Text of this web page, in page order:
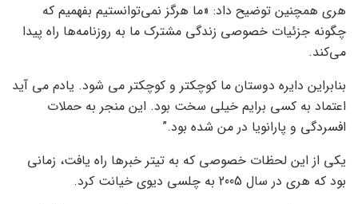
هری همچنین توضیح داد: «ما هرگز نمی‌توانستیم بفهمیم که
چگونه جزئیات خصوصی زندگی مشترک ما به روزنامه‌ها راه پیدا
می‌کند.
بنابراین دایره دوستان ما کوچکتر و کوچکتر می شود. یادم می آید
اعتماد به کسی برایم خیلی سخت بود. این منجر به حملات
افسردگی و پارانویا در من شده بود.”
یکی از این لحظات خصوصی که به تیتر خبرها راه یافت، زمانی
بود که هری در سال 2005 به چلسی دیوی خیانت کرد.